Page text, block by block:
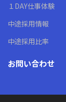
１DAY仕事体験
中途採用情報
中途採用比率
お問い合わせ